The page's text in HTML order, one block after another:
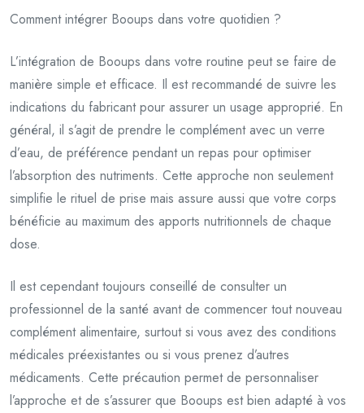
Comment intégrer Booups dans votre quotidien ?
L’intégration de Booups dans votre routine peut se faire de
manière simple et efficace. Il est recommandé de suivre les
indications du fabricant pour assurer un usage approprié. En
général, il s’agit de prendre le complément avec un verre
d’eau, de préférence pendant un repas pour optimiser
l’absorption des nutriments. Cette approche non seulement
simplifie le rituel de prise mais assure aussi que votre corps
bénéficie au maximum des apports nutritionnels de chaque
dose.
Il est cependant toujours conseillé de consulter un
professionnel de la santé avant de commencer tout nouveau
complément alimentaire, surtout si vous avez des conditions
médicales préexistantes ou si vous prenez d’autres
médicaments. Cette précaution permet de personnaliser
l’approche et de s’assurer que Booups est bien adapté à vos